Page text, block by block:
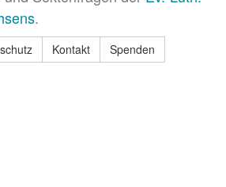
.
Kontakt
Spenden